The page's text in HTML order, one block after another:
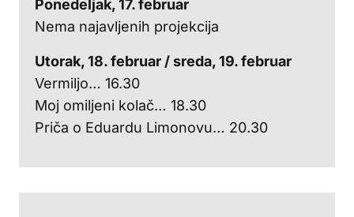
Ponedeljak, 17. februar
Nema najavljenih projekcija
Utorak, 18. februar / sreda, 19. februar
Vermiljo… 16.30
Moj omiljeni kolač… 18.30
Priča o Eduardu Limonovu… 20.30